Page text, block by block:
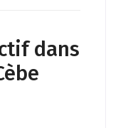
dans